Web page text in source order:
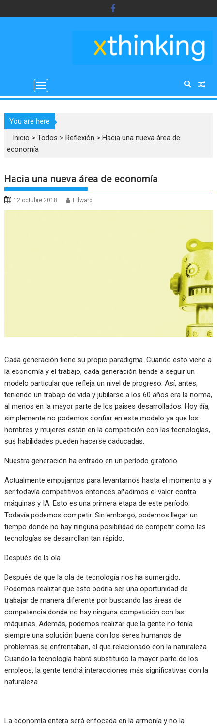
al
You are here
Inicio >Todos >Reflexión >Hacia una nueva área de
economía
Hacia una nueva área de economía
12 octubre 2018 Edward
Cada generación tiene su propio paradigma. Cuando esto viene a
la economía y el trabajo, cada generación tiende a seguir un
modelo particular que refleja un nivel de progreso. Así, antes,
teniendo un trabajo de vida y jubilarse a los 60 años era la norma,
al menos en la mayor parte de los paises desarrollados. Hoy día,
simplemente no podemos confiar en este modelo ya que los
hombres y mujeres están en la competición con las tecnologías,
sus habilidades pueden hacerse caducadas.
Nuestra generación ha entrado en un período giratorio
Actualmente empujamos para levantarnos hasta el momento a y
ser todavía competitivos entonces añadimos el valor contra
máquinas y IA. Esto es una primera etapa de este período.
Todavía podemos competir. Sin embargo, podemos llegar un
tiempo donde no hay ninguna posibilidad de competir como las
tecnologías se desarrollan tan rápido.
Después de la ola
Después de que la ola de tecnología nos ha sumergido.
Podemos realizar que esto podría ser una oportunidad de
trabajar de manera diferente por buscando las áreas de
competencia donde no hay ninguna competición con las
máquinas. Además, podemos realizar que la gente no tenía
siempre una solución buena con los seres humanos de
problemas se enfrentaban, el que relacionado con la naturaleza.
Cuando la tecnología habrá substituido la mayor parte de los
empleos, la gente tendrá interacciones más significativas con la
naturaleza.
La economía entera será enfocada en la armonía y no la